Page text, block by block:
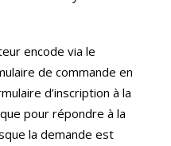
encode via le
de commande en
d’inscription à la
pour répondre à la
la demande est